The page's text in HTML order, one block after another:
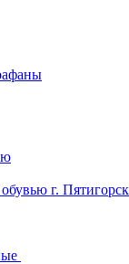
г. Пятигорск